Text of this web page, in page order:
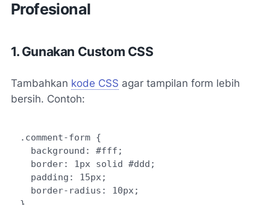
Profesional
1. Gunakan Custom CSS
Tambahkan kode CSS agar tampilan form lebih
bersih. Contoh:
.comment-form {